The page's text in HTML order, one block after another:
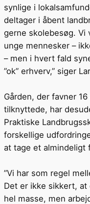
synlige i
deltager i åbent
gerne skolebesøg. Vi
unge mennesker –
– men i hvert fald
”ok” erhverv,” siger
Gården, der favner
tilknyttede, har
Praktiske
forskellige
at tage et almindeligt
”Vi har som regel
Det er ikke sikkert,
hel masse, men